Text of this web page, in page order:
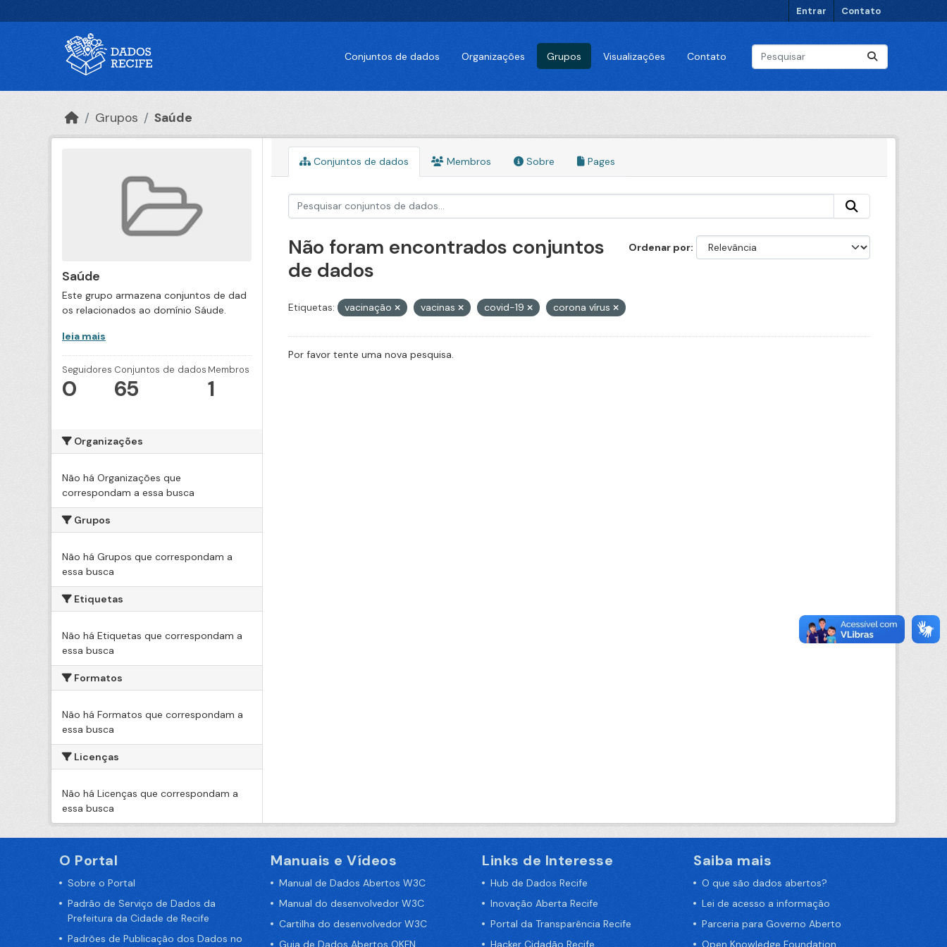
Entrar Contato
Conjuntos de dados Organizações Grupos Visualizações Contato
Grupos Saúde
Saúde
Este grupo armazena conjuntos de dad
os relacionados ao domínio Sáude.
leia mais
Seguidores
0
Conjuntos de dados
65
Membros
1
Organizações
Não há Organizações que
correspondam a essa busca
Grupos
Não há Grupos que correspondam a
essa busca
Etiquetas
Não há Etiquetas que correspondam a
essa busca
Formatos
Não há Formatos que correspondam a
essa busca
Licenças
Não há Licenças que correspondam a
essa busca
Conjuntos de dados Membros Sobre Pages
Ordenar por
Não foram encontrados conjuntos
de dados
Etiquetas: vacinação vacinas covid-19 corona vírus
Por favor tente uma nova pesquisa.
O Portal
Sobre o Portal
Padrão de Serviço de Dados da
Prefeitura da Cidade de Recife
Padrões de Publicação dos Dados no
Manuais e Vídeos
Manual de Dados Abertos W3C
Manual do desenvolvedor W3C
Cartilha do desenvolvedor W3C
Guia de Dados Abertos OKFN
Links de Interesse
Hub de Dados Recife
Inovação Aberta Recife
Portal da Transparência Recife
Hacker Cidadão Recife
Saiba mais
O que são dados abertos?
Lei de acesso a informação
Parceria para Governo Aberto
Open Knowledge Foundation